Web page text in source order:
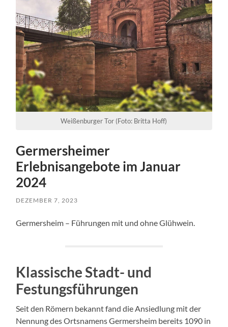
Weißenburger Tor (Foto: Britta Hoff)
Germersheimer
Erlebnisangebote im Januar
2024
DEZEMBER 7, 2023
Germersheim – Führungen mit und ohne Glühwein.
Klassische Stadt- und
Festungsführungen
Seit den Römern bekannt fand die Ansiedlung mit der
Nennung des Ortsnamens Germersheim bereits 1090 in